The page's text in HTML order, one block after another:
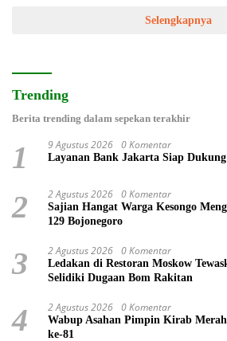
Selengkapnya
Trending
Berita trending dalam sepekan terakhir
1 9 Agustus 2026 0 Komentar
Layanan Bank Jakarta Siap
2 2 Agustus 2026 0 Komentar
Sajian Hangat Warga Kesongo
129 Bojonegoro
3 2 Agustus 2026 0 Komentar
Ledakan di Restoran Moskow
Selidiki Dugaan Bom Rakitan
4 2 Agustus 2026 0 Komentar
Wabup Asahan Pimpin Kirab
ke-81